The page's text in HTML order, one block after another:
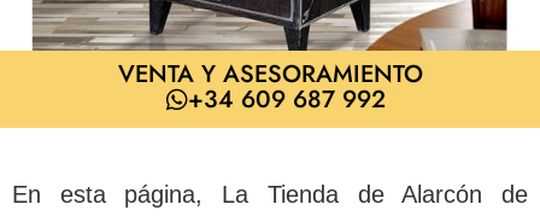
VENTA Y ASESORAMIENTO
+34 609 687 992
En esta página, La Tienda de Alarcón de